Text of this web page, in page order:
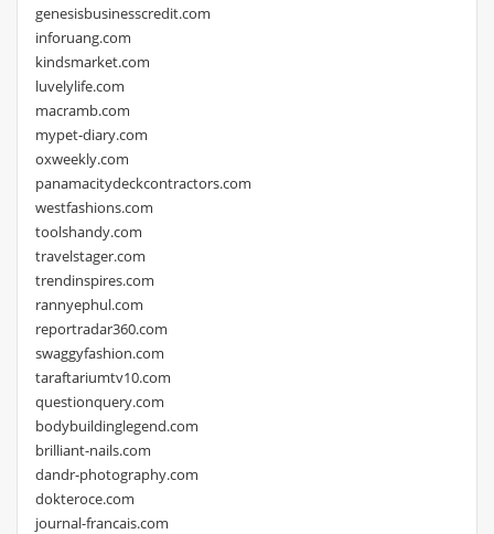
genesisbusinesscredit.com
inforuang.com
kindsmarket.com
luvelylife.com
macramb.com
mypet-diary.com
oxweekly.com
panamacitydeckcontractors.com
westfashions.com
toolshandy.com
travelstager.com
trendinspires.com
rannyephul.com
reportradar360.com
swaggyfashion.com
taraftariumtv10.com
questionquery.com
bodybuildinglegend.com
brilliant-nails.com
dandr-photography.com
dokteroce.com
journal-francais.com